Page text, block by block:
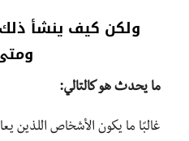
ولكن كيف ينشأ
ما يحدث هو كالتالي:
غالبًا ما يكون الأشخاص اللذين